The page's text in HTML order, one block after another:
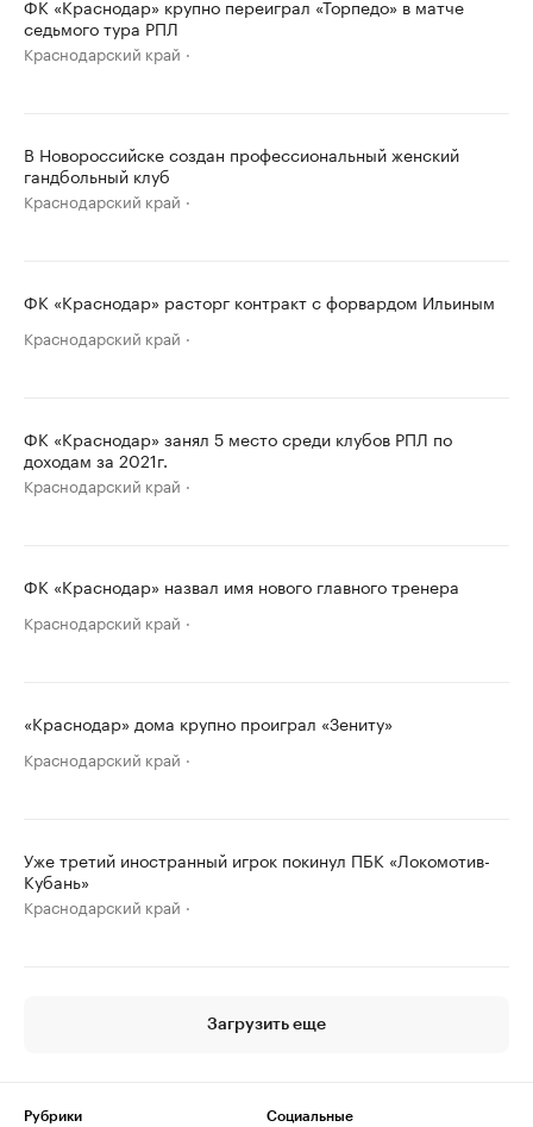
ФК «Краснодар» крупно переиграл «Торпедо» в матче
седьмого тура РПЛ
Краснодарский край
В Новороссийске создан профессиональный женский
гандбольный клуб
Краснодарский край
ФК «Краснодар» расторг контракт с форвардом Ильиным
Краснодарский край
ФК «Краснодар» занял 5 место среди клубов РПЛ по
доходам за 2021г.
Краснодарский край
ФК «Краснодар» назвал имя нового главного тренера
Краснодарский край
«Краснодар» дома крупно проиграл «Зениту»
Краснодарский край
Уже третий иностранный игрок покинул ПБК «Локомотив-
Кубань»
Краснодарский край
Загрузить еще
Рубрики
Социальные